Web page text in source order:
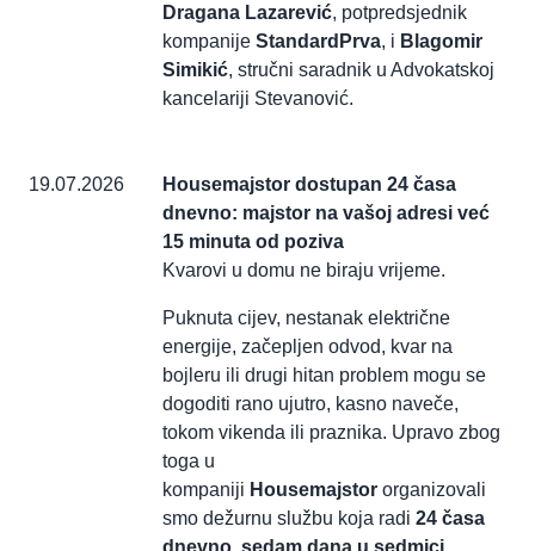
Dragana Lazarević, potpredsjednik
kompanije StandardPrva, i Blagomir
Simikić, stručni saradnik u Advokatskoj
kancelariji Stevanović.
19.07.2026
Housemajstor dostupan 24 časa
dnevno: majstor na vašoj adresi već
15 minuta od poziva
Kvarovi u domu ne biraju vrijeme.
Puknuta cijev, nestanak električne
energije, začepljen odvod, kvar na
bojleru ili drugi hitan problem mogu se
dogoditi rano ujutro, kasno naveče,
tokom vikenda ili praznika. Upravo zbog
toga u
kompaniji Housemajstor organizovali
smo dežurnu službu koja radi 24 časa